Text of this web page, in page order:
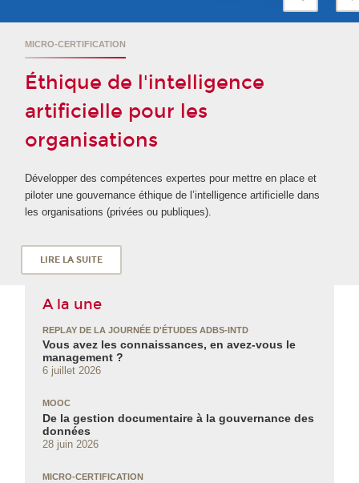
MICRO-CERTIFICATION
Éthique de l'intelligence
artificielle pour les
organisations
Développer des compétences expertes pour mettre en place et
piloter une gouvernance éthique de l’intelligence artificielle dans
les organisations (privées ou publiques).
LIRE LA SUITE
A la une
REPLAY DE LA JOURNÉE D'ÉTUDES ADBS-INTD
Vous avez les connaissances, en avez‑vous le
management ?
6 juillet 2026
MOOC
De la gestion documentaire à la gouvernance des
données
28 juin 2026
MICRO-CERTIFICATION